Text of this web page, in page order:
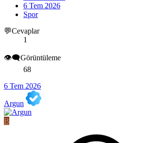
6 Tem 2026
Spor
💬Cevaplar
1
👁️‍🗨️Görüntüleme
68
6 Tem 2026
Argun
B